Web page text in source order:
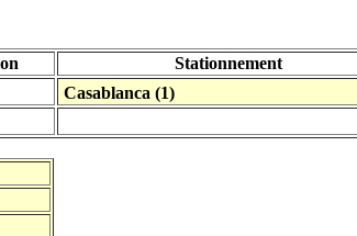
Stationnement
Casablanca (1)